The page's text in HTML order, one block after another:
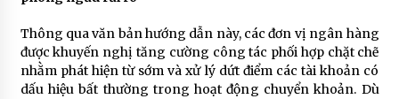
Thông qua văn bản hướng dẫn này, các đơn vị ngân hàng
được khuyến nghị tăng cường công tác phối hợp chặt chẽ
nhằm phát hiện từ sớm và xử lý dứt điểm các tài khoản có
dấu hiệu bất thường trong hoạt động chuyển khoản. Dù